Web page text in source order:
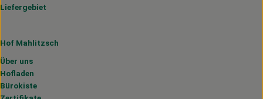
Liefergebiet
Hof Mahlitzsch
Über uns
Hofladen
Bürokiste